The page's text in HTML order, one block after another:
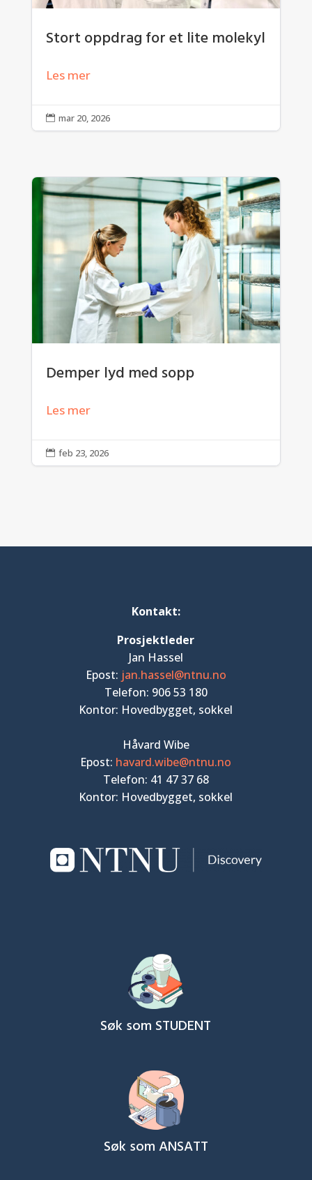
Stort oppdrag for et lite molekyl
Les mer
 mar 20, 2026
Demper lyd med sopp
Les mer
 feb 23, 2026
Kontakt:
Prosjektleder
Jan Hassel
Epost: jan.hassel@ntnu.no
Telefon: 906 53 180
Kontor: Hovedbygget, sokkel
Håvard Wibe
Epost: havard.wibe@ntnu.no
Telefon: 41 47 37 68
Kontor: Hovedbygget, sokkel
Søk som STUDENT
Søk som ANSATT